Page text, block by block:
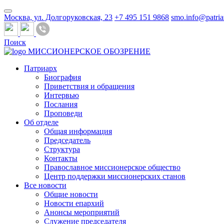
Москва, ул. Долгоруковская, 23 +7 495 151 9868
Поиск
МИССИОНЕРСКОЕ ОБОЗРЕНИЕ
Патриарх
Биография
Приветствия и обращения
Интервью
Послания
Проповеди
Об отделе
Общая информация
Председатель
Структура
Контакты
Православное миссионерское общество
Центр поддержки миссионерских станов
Все новости
Общие новости
Новости епархий
Анонсы мероприятий
Служение председателя